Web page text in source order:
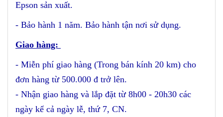
Epson sản xuất.
- Bảo hành 1 năm. Bảo hành tận nơi sử dụng.
Giao hàng:
- Miễn phí giao hàng (Trong bán kính 20 km) cho
đơn hàng từ 500.000 đ trở lên.
- Nhận giao hàng và lắp đặt từ 8h00 - 20h30 các
ngày kể cả ngày lễ, thứ 7, CN.